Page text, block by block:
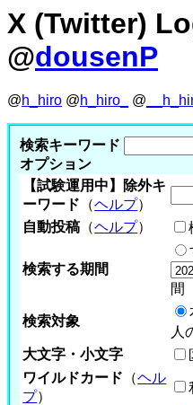
X (Twitter)
@dousenP
@h_hiro @h_hiro_ @
検索キーワード
オプション
【試験運用中】除外キ
ーワード （ヘルプ）
自動投稿 （ヘルプ）
検索する期間
間
検索対象
人
大文字・小文字
ワイルドカード （ヘル
プ）